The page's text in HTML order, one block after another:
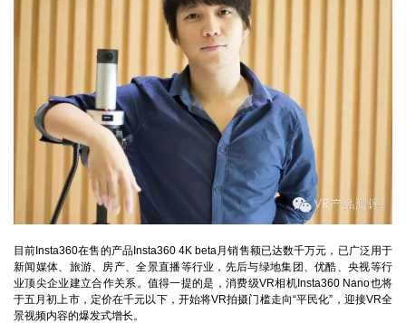
目前Insta360在售的产品Insta360 4K beta月销售额已达数千万元，已广泛用于
新闻媒体、旅游、房产、全景直播等行业，先后与绿地集团、优酷、央视等行
业顶尖企业建立合作关系。值得一提的是，消费级VR相机Insta360 Nano也将
于五月初上市，定价在千元以下，开始将VR拍摄门槛走向“平民化”，迎接VR全
景视频内容的爆发式增长。